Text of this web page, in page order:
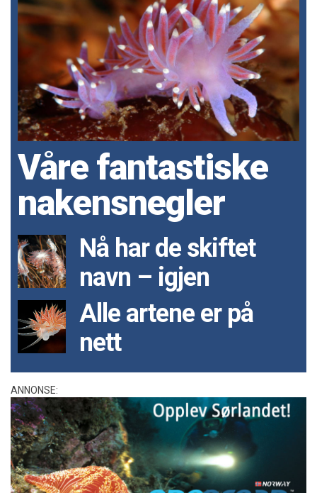
Våre fantastiske
nakensnegler
Nå har de skiftet
navn – igjen
Alle artene er på
nett
ANNONSE: